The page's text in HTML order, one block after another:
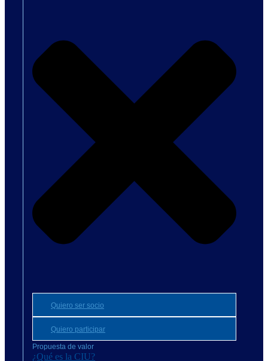
Quiero ser socio
Quiero participar
Propuesta de valor
¿Qué es la CIU?